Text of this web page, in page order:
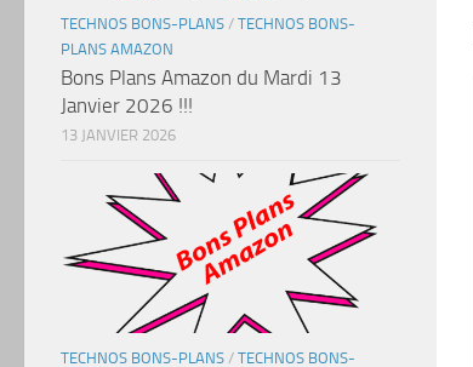
TECHNOS BONS-PLANS / TECHNOS BONS-
PLANS AMAZON
Bons Plans Amazon du Mardi 13
Janvier 2026 !!!
13 JANVIER 2026
TECHNOS BONS-PLANS / TECHNOS BONS-